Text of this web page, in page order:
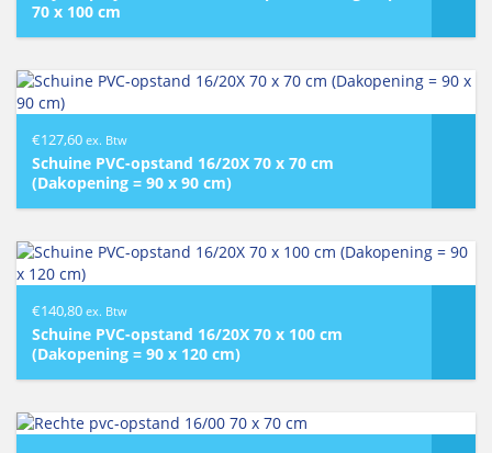
70 x 100 cm
€127,60 ex. Btw
Schuine PVC-opstand 16/20X 70 x 70 cm
(Dakopening = 90 x 90 cm)
€140,80 ex. Btw
Schuine PVC-opstand 16/20X 70 x 100 cm
(Dakopening = 90 x 120 cm)